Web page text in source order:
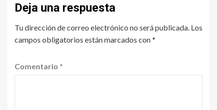
Deja una respuesta
Tu dirección de correo electrónico no será publicada. Los
campos obligatorios están marcados con*
Comentario *